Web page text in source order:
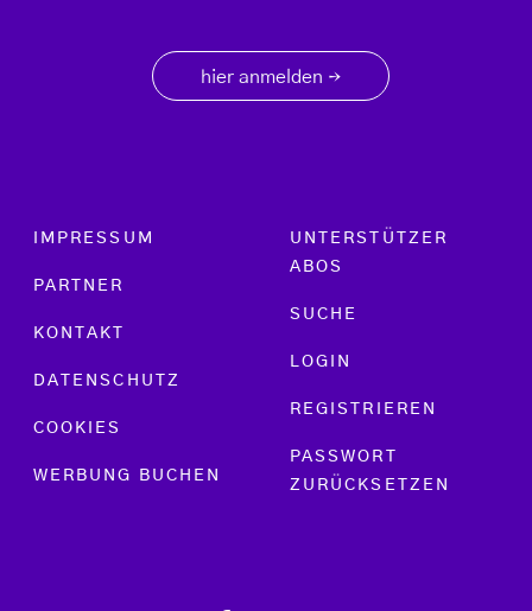
hier anmelden →
Footer menu
IMPRESSUM
PARTNER
KONTAKT
DATENSCHUTZ
COOKIES
WERBUNG BUCHEN
UNTERSTÜTZER
ABOS
SUCHE
LOGIN
REGISTRIEREN
PASSWORT
ZURÜCKSETZEN